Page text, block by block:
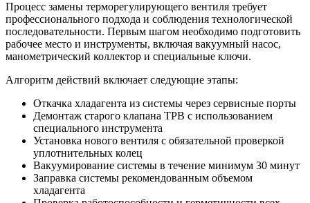
Процесс замены терморегулирующего вентиля требует
профессионального подхода и соблюдения технологической
последовательности. Первым шагом необходимо подготовить
рабочее место и инструменты, включая вакуумный насос,
манометрический коллектор и специальные ключи.
Алгоритм действий включает следующие этапы:
Откачка хладагента из системы через сервисные порты
Демонтаж старого клапана ТРВ с использованием
специального инструмента
Установка нового вентиля с обязательной проверкой
уплотнительных колец
Вакуумирование системы в течение минимум 30 минут
Заправка системы рекомендованным объемом
хладагента